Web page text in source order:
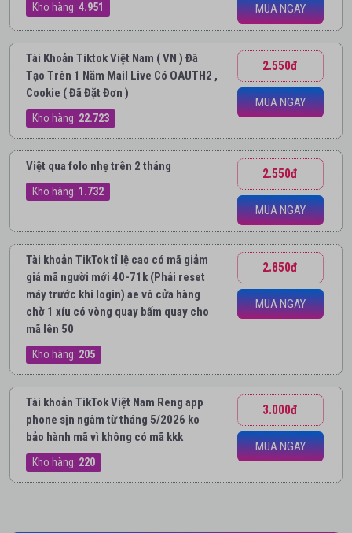
Kho hàng: 4.951 MUA NGAY
Tài Khoản Tiktok Việt Nam ( VN ) Đã
Tạo Trên 1 Năm Mail Live Có OAUTH2 ,
Cookie ( Đã Đặt Đơn )
Kho hàng: 22.723
2.550đ
MUA NGAY
Việt qua folo nhẹ trên 2 tháng
Kho hàng: 1.732
2.550đ
MUA NGAY
Tài khoản TikTok tỉ lệ cao có mã giảm
giá mã người mới 40-71k (Phải reset
máy trước khi login) ae vô cửa hàng
chờ 1 xíu có vòng quay bấm quay cho
mã lên 50
Kho hàng: 205
2.850đ
MUA NGAY
Tài khoản TikTok Việt Nam Reng app
phone sịn ngâm từ tháng 5/2026 ko
bảo hành mã vì không có mã kkk
Kho hàng: 220
3.000đ
MUA NGAY